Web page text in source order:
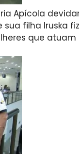
Apícola
sua filha Iruska
que